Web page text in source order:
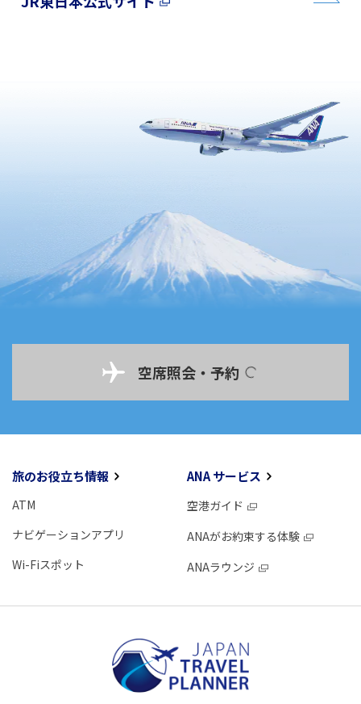
空席照会・予約
旅のお役立ち情報
ATM
ナビゲーションアプリ
Wi-Fiスポット
ANA サービス
空港ガイド
ANAがお約束する体験
ANAラウンジ